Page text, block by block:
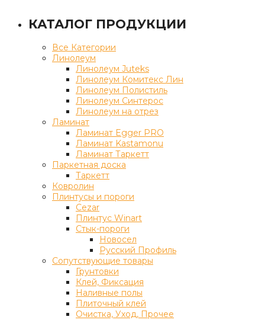
КАТАЛОГ ПРОДУКЦИИ
Все Категории
Линолеум
Линолеум Juteks
Линолеум Комитекс Лин
Линолеум Полистиль
Линолеум Синтерос
Линолеум на отрез
Ламинат
Ламинат Egger PRO
Ламинат Kastamonu
Ламинат Таркетт
Паркетная доска
Таркетт
Ковролин
Плинтусы и пороги
Cezar
Плинтус Winart
Стык-пороги
Новосел
Русский Профиль
Сопутствующие товары
Грунтовки
Клей, Фиксация
Наливные полы
Плиточный клей
Очистка, Уход, Прочее